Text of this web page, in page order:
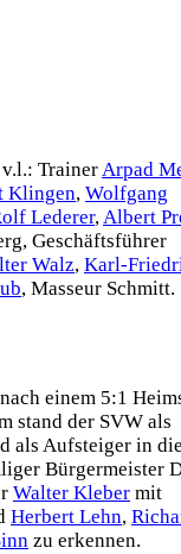
TrainerArpad
Klingen, Wolfgang
Lederer,Albert
Geschäftsführer
Walz, Karl-
, Masseur Schmitt.
einem 5:1
stand der SVW als
als Aufsteiger in
Bürgermeister
Walter Kleber mit
Herbert Lehn,
zu erkennen.